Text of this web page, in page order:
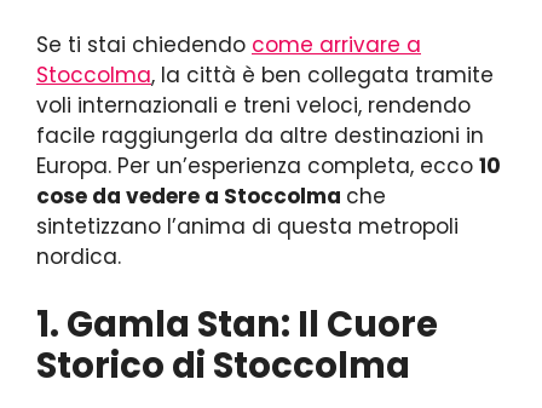
Se ti stai chiedendo come arrivare a
Stoccolma, la città è ben collegata tramite
voli internazionali e treni veloci, rendendo
facile raggiungerla da altre destinazioni in
Europa. Per un’esperienza completa, ecco 10
cose da vedere a Stoccolma che
sintetizzano l’anima di questa metropoli
nordica.
1. Gamla Stan: Il Cuore
Storico di Stoccolma